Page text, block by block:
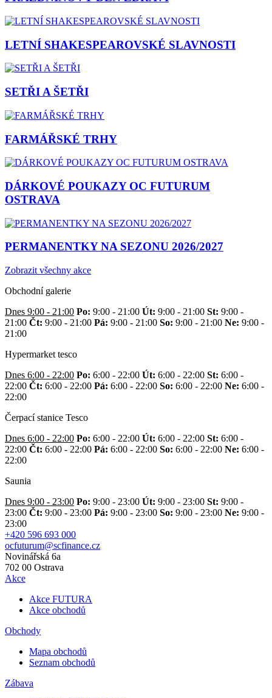
LETNÍ SHAKESPEAROVSKÉ SLAVNOSTI
SETŘI A ŠETŘI
FARMÁŘSKÉ TRHY
DÁRKOVÉ POUKAZY OC FUTURUM
OSTRAVA
PERMANENTKY NA SEZONU 2026/2027
Zobrazit všechny akce
Obchodní galerie
Dnes 9:00 - 21:00 Po: 9:00 - 21:00 Út: 9:00 - 21:00 St: 9:00 -
21:00 Čt: 9:00 - 21:00 Pá: 9:00 - 21:00 So: 9:00 - 21:00 Ne: 9:00 -
21:00
Hypermarket tesco
Dnes 6:00 - 22:00 Po: 6:00 - 22:00 Út: 6:00 - 22:00 St: 6:00 -
22:00 Čt: 6:00 - 22:00 Pá: 6:00 - 22:00 So: 6:00 - 22:00 Ne: 6:00 -
22:00
Čerpací stanice Tesco
Dnes 6:00 - 22:00 Po: 6:00 - 22:00 Út: 6:00 - 22:00 St: 6:00 -
22:00 Čt: 6:00 - 22:00 Pá: 6:00 - 22:00 So: 6:00 - 22:00 Ne: 6:00 -
22:00
Saunia
Dnes 9:00 - 23:00 Po: 9:00 - 23:00 Út: 9:00 - 23:00 St: 9:00 -
23:00 Čt: 9:00 - 23:00 Pá: 9:00 - 23:00 So: 9:00 - 23:00 Ne: 9:00 -
23:00
+420 596 693 000
ocfuturum@scfinance.cz
Novinářská 6a
702 00 Ostrava
Akce
Akce FUTURA
Akce obchodů
Obchody
Mapa obchodů
Seznam obchodů
Zábava